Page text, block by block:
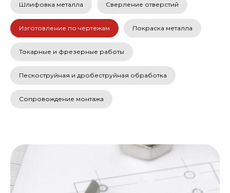
Шлифовка металла Сверление отверстий
Изготовление по чертежам Покраска металла
Токарные и фрезерные работы
Пескоструйная и дробеструйная обработка
Сопровождение монтажа